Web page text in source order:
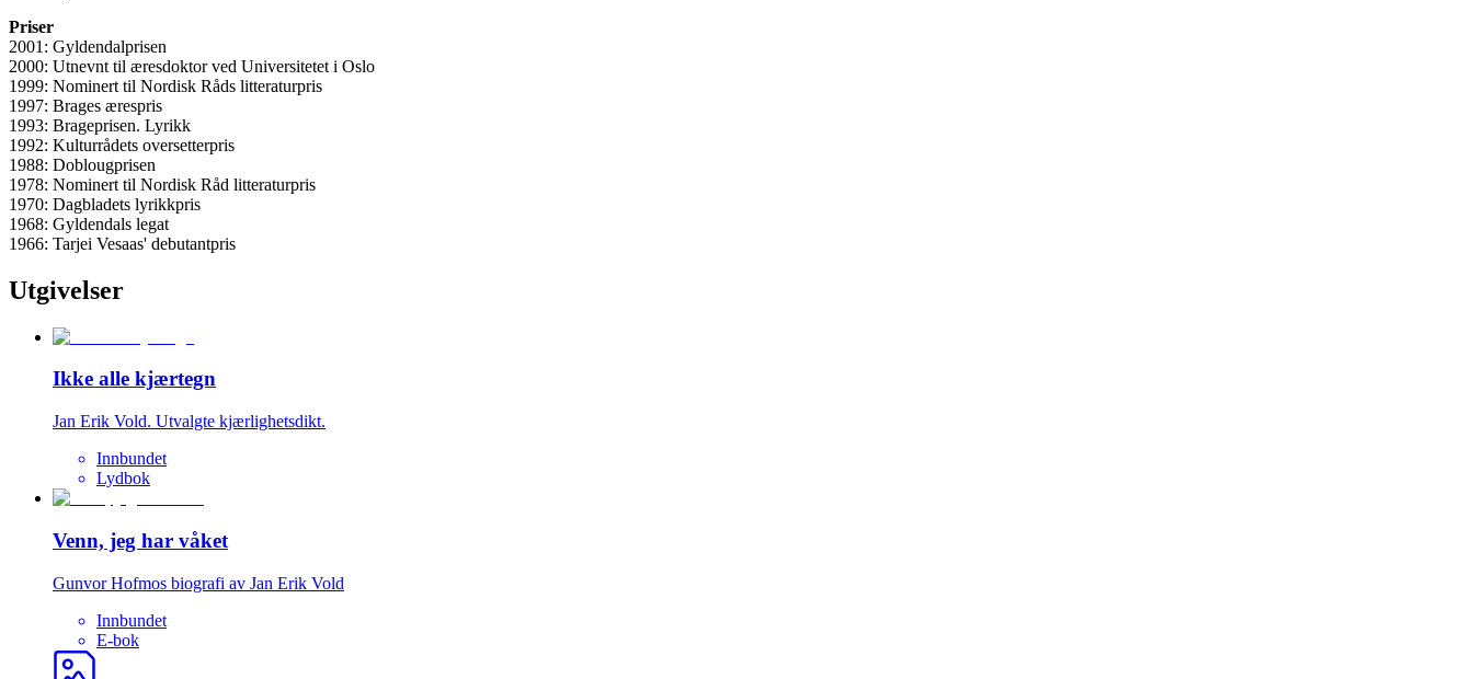
Priser
2001: Gyldendalprisen
2000: Utnevnt til æresdoktor ved Universitetet i Oslo
1999: Nominert til Nordisk Råds litteraturpris
1997: Brages ærespris
1993: Brageprisen. Lyrikk
1992: Kulturrådets oversetterpris
1988: Doblougprisen
1978: Nominert til Nordisk Råd litteraturpris
1970: Dagbladets lyrikkpris
1968: Gyldendals legat
1966: Tarjei Vesaas' debutantpris
Utgivelser
Ikke alle kjærtegn
Jan Erik Vold. Utvalgte kjærlighetsdikt.
Innbundet
Lydbok
Venn, jeg har våket
Gunvor Hofmos biografi av Jan Erik Vold
Innbundet
E-bok